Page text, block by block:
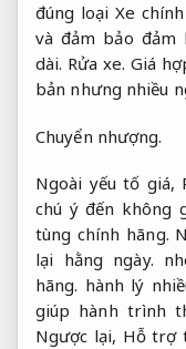
đúng loại Xe
và đảm bảo đảm
dài. Rửa xe. Giá
bản nhưng nhiều
Chuyển nhượng.
Ngoài yếu tố giá,
chú ý đến không
tùng chính hãng.
lại hằng ngày.
hãng. hành lý
giúp hành trình
Ngược lại, Hỗ trợ